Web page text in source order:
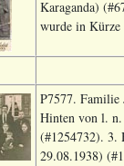
Karaganda)
wurde in Kürze
P7577. Familie
Hinten von l. n.
(#1254732). 3.
29.08.1938)